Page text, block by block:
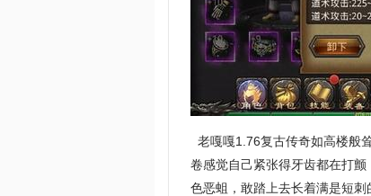
老嘎嘎1.76复古传奇如高楼般
卷感觉自己紧张得牙齿都在打
色恶蛆，敢踏上去长着满是短